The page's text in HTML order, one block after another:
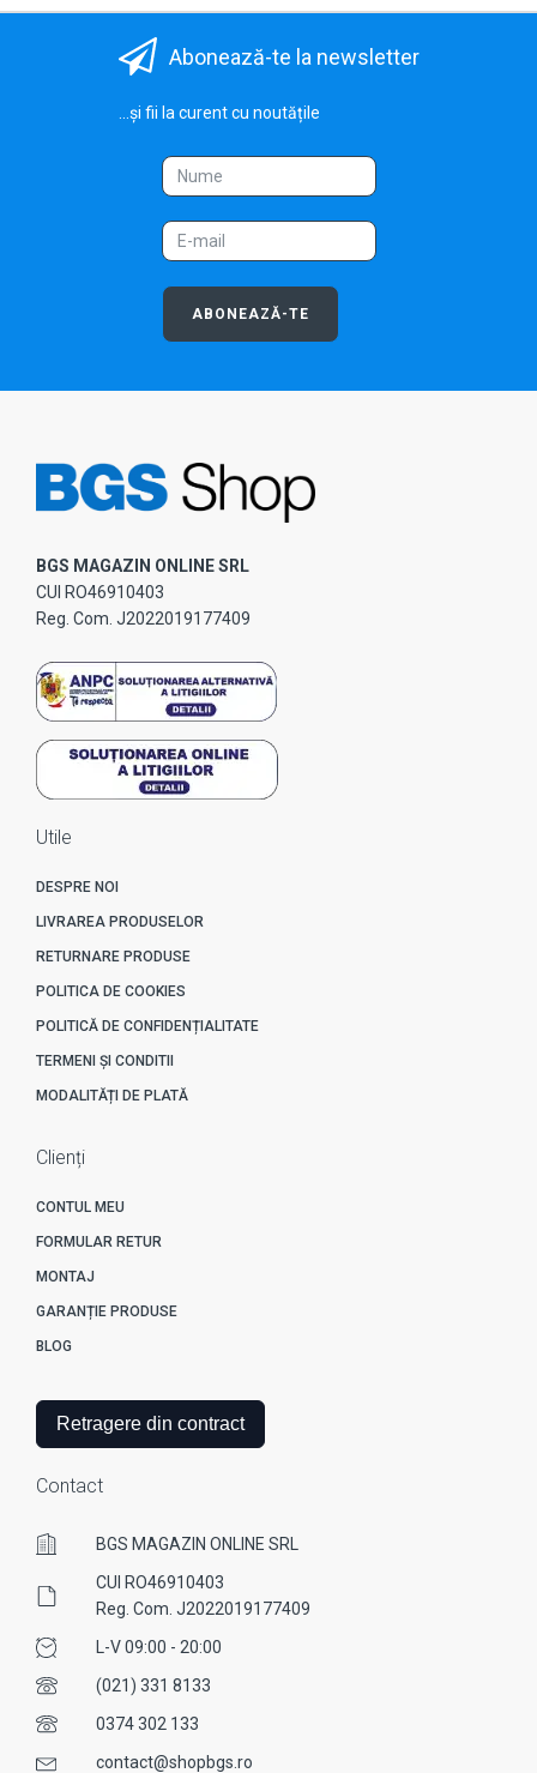
Abonează-te la newsletter
...și fii la curent cu noutățile
ABONEAZĂ-TE
BGS MAGAZIN ONLINE SRL
CUI RO46910403
Reg. Com. J2022019177409
Utile
DESPRE NOI
LIVRAREA PRODUSELOR
RETURNARE PRODUSE
POLITICA DE COOKIES
POLITICĂ DE CONFIDENȚIALITATE
TERMENI ȘI CONDITII
MODALITĂȚI DE PLATĂ
Clienți
CONTUL MEU
FORMULAR RETUR
MONTAJ
GARANȚIE PRODUSE
BLOG
Retragere din contract
Contact
BGS MAGAZIN ONLINE SRL
CUI RO46910403
Reg. Com. J2022019177409
L-V 09:00 - 20:00
(021) 331 8133
0374 302 133
contact@shopbgs.ro